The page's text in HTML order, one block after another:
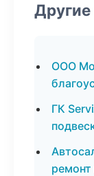
ООО
ГК